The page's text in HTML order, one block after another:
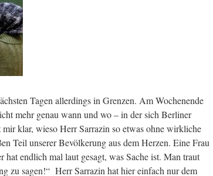
Tagen allerdings in Grenzen. Am Wochenende
mehr genau wann und wo – in der sich Berliner
klar, wieso Herr Sarrazin so etwas ohne wirkliche
Teil unserer Bevölkerung aus dem Herzen. Eine Frau
endlich mal laut gesagt, was Sache ist. Man traut
zu sagen!“ Herr Sarrazin hat hier einfach nur dem